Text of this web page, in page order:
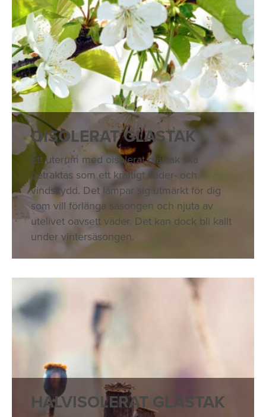
OISOLERAT GLASTAK
Ett uterum med oisolerat glastak ska
betraktas som ett kraftigt väder- och
vindskydd. Det lämpar sig utmärkt för dig
som vill förlänga säsongen och njuta av
utelivet oavsett väder. Det kan dock bli kallt
under vintersäsongen.
HALVISOLERAT GLASTAK